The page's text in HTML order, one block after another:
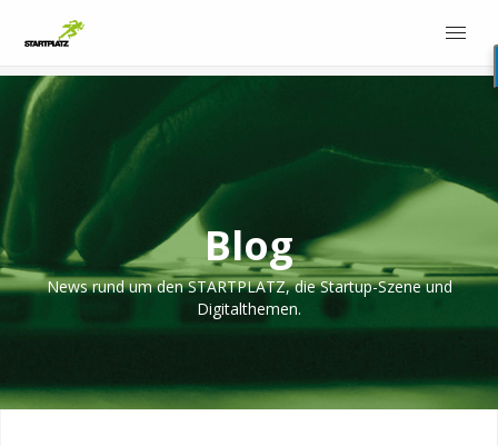
Blog
News rund um den STARTPLATZ, die Startup-Szene und
Digitalthemen.